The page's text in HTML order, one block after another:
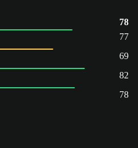
78
77
69
82
78